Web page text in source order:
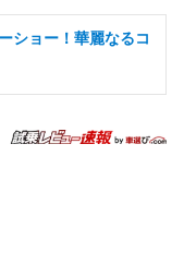
ショー！華麗なるコ